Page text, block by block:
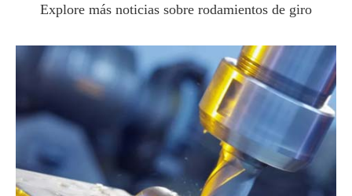
Explore más noticias sobre rodamientos de giro